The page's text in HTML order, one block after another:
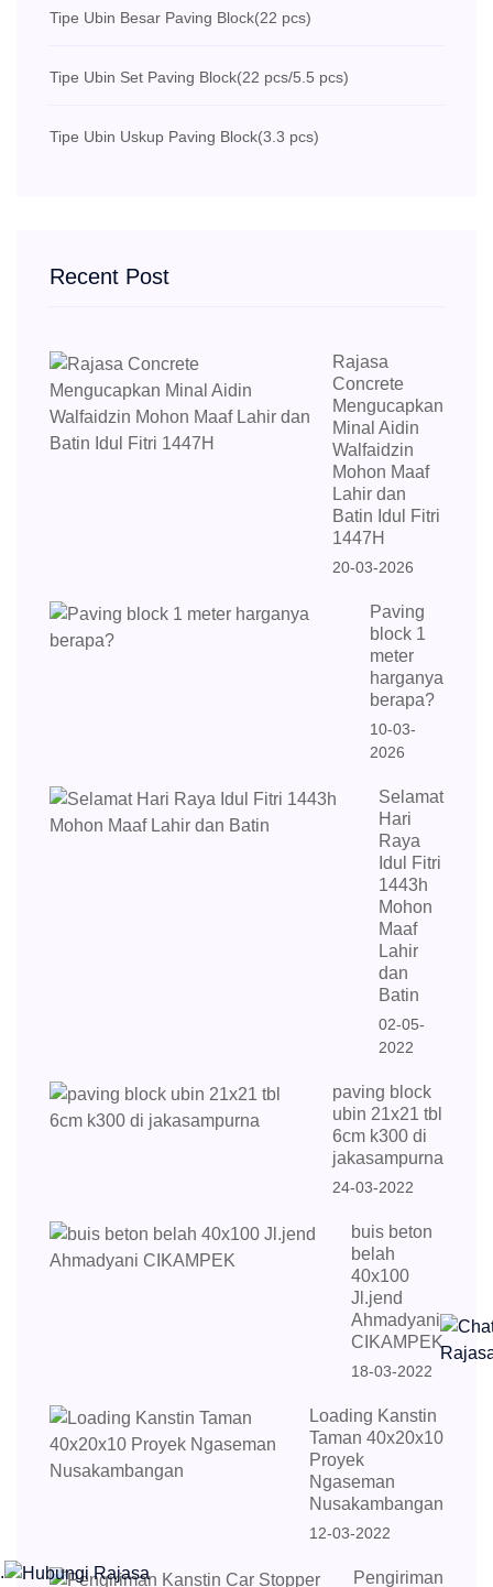
Tipe Ubin Besar Paving Block(22 pcs)
Tipe Ubin Set Paving Block(22 pcs/5.5 pcs)
Tipe Ubin Uskup Paving Block(3.3 pcs)
Recent Post
Rajasa
Concrete
Mengucapkan
Minal Aidin
Walfaidzin
Mohon Maaf
Lahir dan
Batin Idul Fitri
1447H
20-03-2026
Paving
block 1
meter
harganya
berapa?
10-03-
2026
Selamat
Hari
Raya
Idul Fitri
1443h
Mohon
Maaf
Lahir
dan
Batin
02-05-
2022
paving block
ubin 21x21 tbl
6cm k300 di
jakasampurna
24-03-2022
buis beton
belah
40x100
Jl.jend
Ahmadyani
CIKAMPEK
18-03-2022
Loading Kanstin
Taman 40x20x10
Proyek
Ngaseman
Nusakambangan
12-03-2022
Pengiriman
.